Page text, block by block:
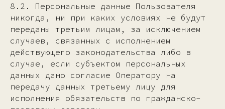
8.2. Персональные данные Пользователя
никогда, ни при каких условиях не будут
переданы третьим лицам, за исключением
случаев, связанных с исполнением
действующего законодательства либо в
случае, если субъектом персональных
данных дано согласие Оператору на
передачу данных третьему лицу для
исполнения обязательств по гражданско-